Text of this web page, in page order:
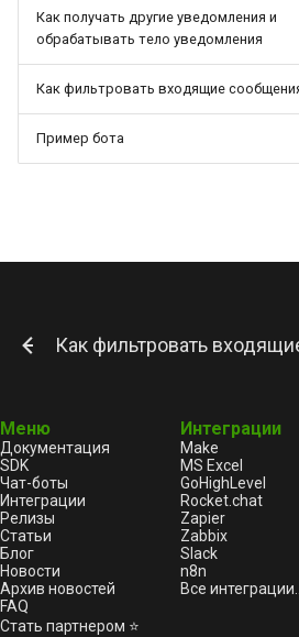
Как получать другие уведомления и
обрабатывать тело уведомления
Как фильтровать входящие
Пример бота
Как фильтровать
Меню
Документация
SDK
Чат-боты
Интеграции
Релизы
Статьи
Блог
Новости
Архив новостей
FAQ
Стать партнером ⭐
Интеграции
Make
MS Excel
GoHighLevel
Rocket.chat
Zapier
Zabbix
Slack
n8n
Все интеграции...